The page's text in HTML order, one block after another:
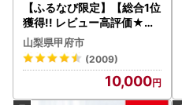
【ふるなび限定】【総合1位
獲得!! レビュー高評価★】
〈2026年度配送分〉山梨
県産 シャインマスカット 2
～3房（1.0kg以上）シャイ
ン フルーツ FN-Limited-S
P
山梨県甲府市
(2009)
10,000